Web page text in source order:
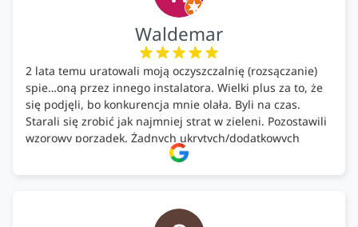
Waldemar
2 lata temu uratowali moją oczyszczalnię (rozsączanie)
spie…oną przez innego instalatora. Wielki plus za to, że
się podjęli, bo konkurencja mnie olała. Byli na czas.
Starali się zrobić jak najmniej strat w zieleni. Pozostawili
wzorowy porządek. Żadnych ukrytych/dodatkowych
kosztów. Zaskoczenie. Kontakt bardzo OK. Obsługa
pomontażowa również OK. A ich środki do oczyszczalni –